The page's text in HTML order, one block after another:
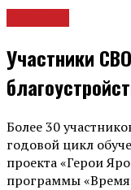
Участники
Более 30
годовой цикл
проекта «Герои
программы «Время